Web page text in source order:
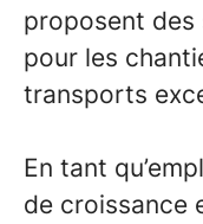
proposent des
pour les
transports
En tant
de croissance